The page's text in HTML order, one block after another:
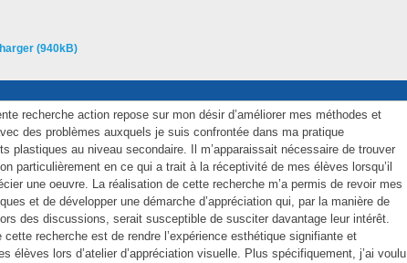
(940kB)
recherche action repose sur mon désir d’améliorer mes méthodes et
des problèmes auxquels je suis confrontée dans ma pratique
plastiques au niveau secondaire. Il m’apparaissait nécessaire de trouver
particulièrement en ce qui a trait à la réceptivité de mes élèves lorsqu’il
une oeuvre. La réalisation de cette recherche m’a permis de revoir mes
et de développer une démarche d’appréciation qui, par la manière de
des discussions, serait susceptible de susciter davantage leur intérêt.
cette recherche est de rendre l’expérience esthétique signifiante et
élèves lors d’atelier d’appréciation visuelle. Plus spécifiquement, j’ai voulu